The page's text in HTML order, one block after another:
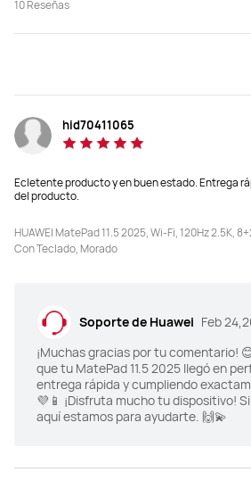
Tamaño
11.5-Pulgadas
262.63 mm*177.53 mm*6.1 mm
Peso
515g
Resolución
2456 × 1600
Relación pantalla-cuerpo
10Reseñas
hid70411065
Ecletente producto y en buen estado. Entrega
del producto.
HUAWEI MatePad 11.5 2025, Wi-Fi, 120Hz 2.5K,
Con Teclado, Morado
Soporte de Huawei Feb
¡Muchas gracias por tu comentario!
que tu MatePad 11.5 2025 llegó en
entrega rápida y cumpliendo
💜📱 ¡Disfruta mucho tu dispositivo!
aquí estamos para ayudarte. 🙌💫